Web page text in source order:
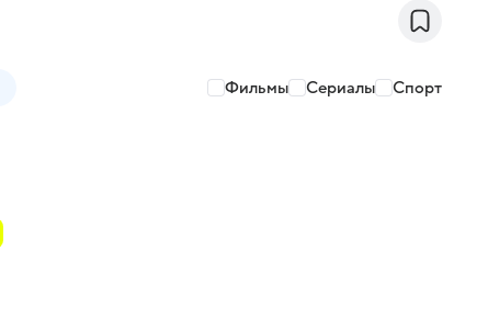
Фильмы Сериалы Спорт